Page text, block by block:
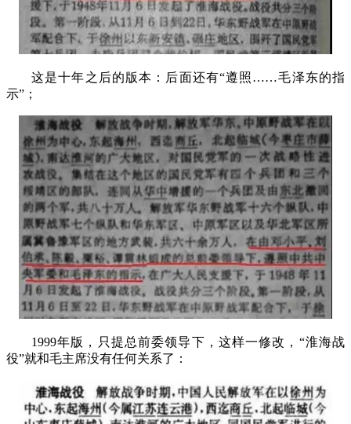
这是十年之后的版本：后面还有“遵照……毛泽东的指
示”；
1999年版，只提总前委领导下，这样一修改，“淮海战
役”就和毛主席没有任何关系了：